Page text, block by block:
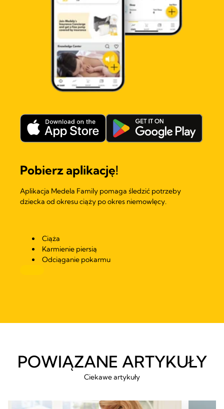
Pobierz aplikację!
Aplikacja Medela Family pomaga śledzić potrzeby
dziecka od okresu ciąży po okres niemowlęcy.
Ciąża
Karmienie piersią
Odciąganie pokarmu
POWIĄZANE ARTYKUŁY
Ciekawe artykuły